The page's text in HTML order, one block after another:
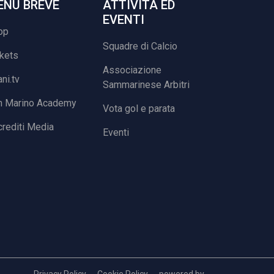
BREVE
Marino Academy
Media
ATTIVITÀ ED
EVENTI
Squadre di Calcio
Associazione
Sammarinese Arbitri
Vota gol e parata
Eventi